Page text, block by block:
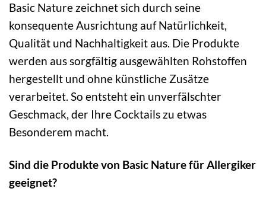
Basic Nature zeichnet sich durch seine
konsequente Ausrichtung auf Natürlichkeit,
Qualität und Nachhaltigkeit aus. Die Produkte
werden aus sorgfältig ausgewählten Rohstoffen
hergestellt und ohne künstliche Zusätze
verarbeitet. So entsteht ein unverfälschter
Geschmack, der Ihre Cocktails zu etwas
Besonderem macht.
Sind die Produkte von Basic Nature für Allergiker
geeignet?